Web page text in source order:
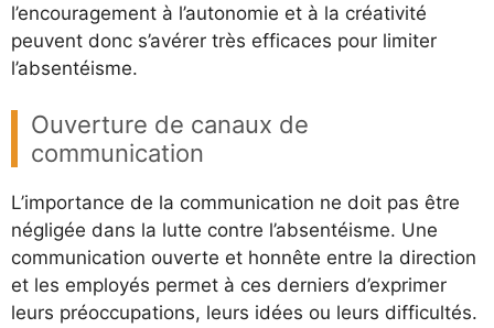
l’encouragement à l’autonomie et à la créativité
peuvent donc s’avérer très efficaces pour limiter
l’absentéisme.
Ouverture de canaux de
communication
L’importance de la communication ne doit pas être
négligée dans la lutte contre l’absentéisme. Une
communication ouverte et honnête entre la direction
et les employés permet à ces derniers d’exprimer
leurs préoccupations, leurs idées ou leurs difficultés.